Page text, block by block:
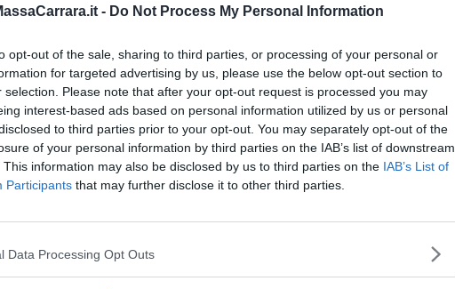
- Do Not Process My Personal Information
opt-out of the sale, sharing to third parties, or processing of your personal or
for targeted advertising by us, please use the below opt-out section to
selection. Please note that after your opt-out request is processed you may
interest-based ads based on personal information utilized by us or personal
to third parties prior to your opt-out. You may separately opt-out of the
of your personal information by third parties on the IAB’s list of downstream
This information may also be disclosed by us to third parties on the IAB’s List of
Participants that may further disclose it to other third parties.
Data Processing Opt Outs
Maria Caruso
argentino